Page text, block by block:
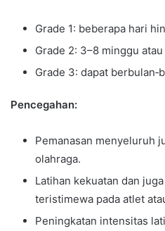
Grade 1: beberapa hari
Grade 2: 3–8 minggu
Grade 3: dapat
Pencegahan:
Pemanasan menyeluruh
olahraga.
Latihan kekuatan dan
teristimewa pada atlet
Peningkatan intensitas